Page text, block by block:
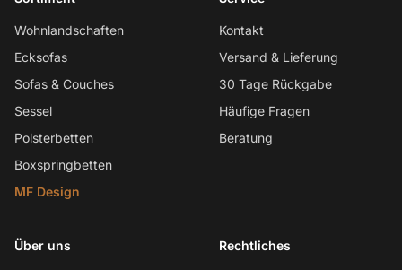
Wohnlandschaften
Ecksofas
Sofas & Couches
Sessel
Polsterbetten
Boxspringbetten
MF Design
Kontakt
Versand & Lieferung
30 Tage Rückgabe
Häufige Fragen
Beratung
Über uns Rechtliches